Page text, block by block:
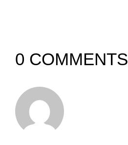
0 COMMENTS